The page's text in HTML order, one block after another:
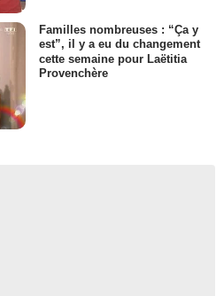
Familles nombreuses : “Ça y
est”, il y a eu du changement
cette semaine pour Laëtitia
Provenchère